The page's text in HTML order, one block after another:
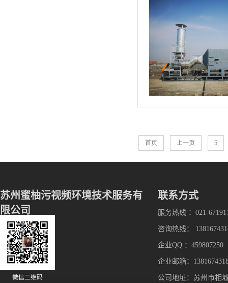
首页 上一页 5
苏州蜜柚污视频环境技术服务有
限公司
微信二维码
联系方式
服务热线 ：021-
咨询热线：
企业QQ ：459807250
企业邮箱：
公司地址：苏州市相